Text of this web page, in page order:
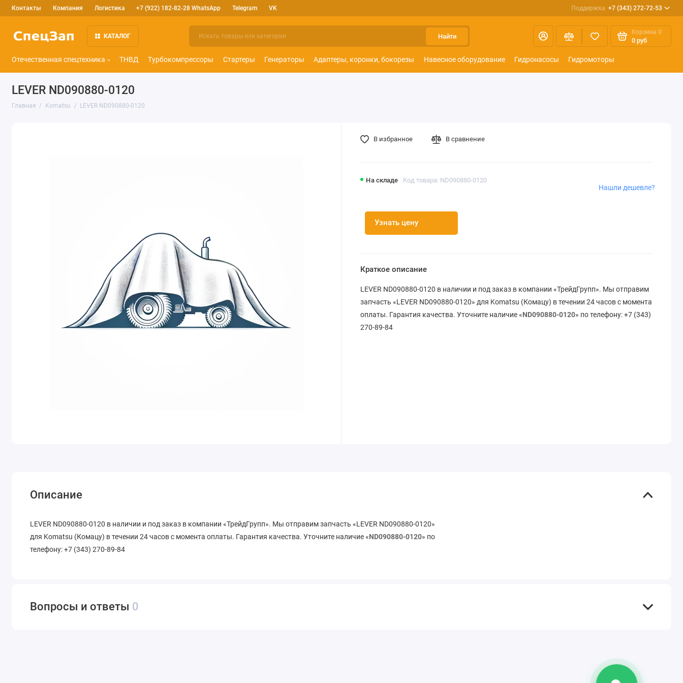
Контакты Компания Логистика +7 (922) 182-82-28 WhatsApp Telegram VK Поддержка +7 (343) 272-72-53
КАТАЛОГ Найти
Корзина 0
0 руб
Отечественная спецтехника ТНВД Турбокомпрессоры Стартеры Генераторы Адаптеры, коронки, бокорезы Навесное оборудование Гидронасосы Гидромоторы
LEVER ND090880-0120
Главная Komatsu LEVER ND090880-0120
На складе Код товара: ND090880-0120
Узнать цену
Нашли дешевле?
В избранное В сравнение
Краткое описание
LEVER ND090880-0120 в наличии и под заказ в компании «ТрейдГрупп». Мы отправим
запчасть «LEVER ND090880-0120» для Komatsu (Комацу) в течении 24 часов с момента
оплаты. Гарантия качества. Уточните наличие «ND090880-0120» по телефону: +7 (343)
270-89-84
Описание
LEVER ND090880-0120 в наличии и под заказ в компании «ТрейдГрупп». Мы отправим запчасть «LEVER ND090880-0120»
для Komatsu (Комацу) в течении 24 часов с момента оплаты. Гарантия качества. Уточните наличие «ND090880-0120» по
телефону: +7 (343) 270-89-84
Вопросы и ответы 0